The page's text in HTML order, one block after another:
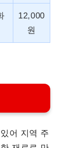
12,000
원
어 지역 주